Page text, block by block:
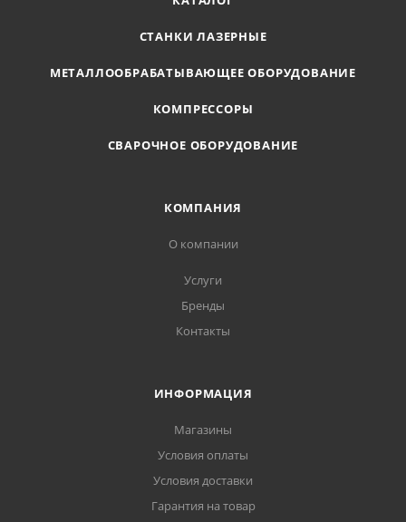
СТАНКИ ЛАЗЕРНЫЕ
МЕТАЛЛООБРАБАТЫВАЮЩЕЕ ОБОРУДОВАНИЕ
КОМПРЕССОРЫ
СВАРОЧНОЕ ОБОРУДОВАНИЕ
КОМПАНИЯ
О компании
Услуги
Бренды
Контакты
ИНФОРМАЦИЯ
Магазины
Условия оплаты
Условия доставки
Гарантия на товар